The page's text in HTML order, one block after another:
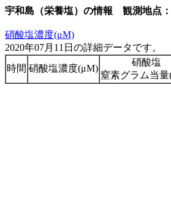
宇和島（栄養塩）の情報 観測地点
硝酸塩濃度(μM)
2020年07月11日の詳細データです。
時間 硝酸塩濃度(μM)
硝酸塩
窒素グラム当量